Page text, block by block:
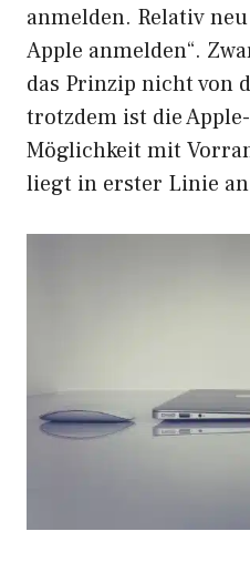
anmelden. Relativ
Apple anmelden“.
das Prinzip nicht von
trotzdem ist die
Möglichkeit mit
liegt in erster Linie